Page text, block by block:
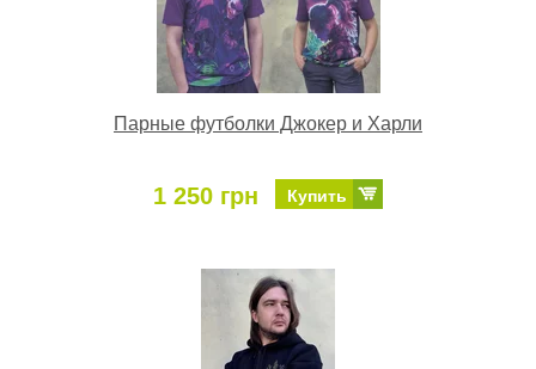
Парные футболки Джокер и Харли
1 250 грн Купить